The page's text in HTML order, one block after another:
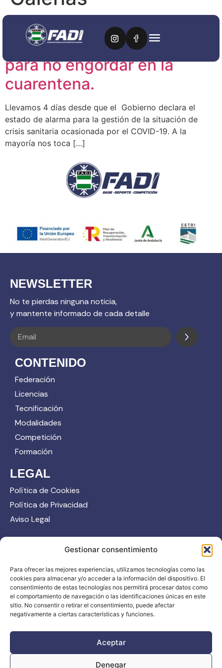
Gestionar consentimiento
Para ofrecer las mejores experiencias, utilizamos tecnologías como las
cookies para almacenar y/o acceder a la información del dispositivo. El
consentimiento de estas tecnologías nos permitirá procesar datos como
el comportamiento de navegación o las identificaciones únicas en este
sitio. No consentir o retirar el consentimiento, puede afectar
negativamente a ciertas características y funciones.
Aceptar
Denegar
¡LA SALUD NUTRICIONAL
NO SE CONFINA! #9 trucos
para no engordar en la
cuarentena.
Llevamos 4 días desde que el Gobierno declara el
estado de alarma para la gestión de la situación de
crisis sanitaria ocasionada por el COVID-19. A la
mayoría nos toca […]
NEWSLETTER
No te pierdas ninguna noticia,
y mantente informado de cada detalle
CONTENIDO
Federación
Licencias
Tecnificación
Modalidades
Competición
Formación
LEGAL
Política de Cookies
Política de Privacidad
Aviso Legal
CONTACTO
info@fadi.es
C/ Carmen de Burgos, 14, 18008 Granada